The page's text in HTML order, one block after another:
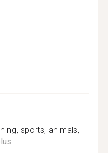
sports, animals,